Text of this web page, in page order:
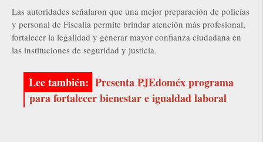
Las autoridades señalaron que una mejor preparación de policías
y personal de Fiscalía permite brindar atención más profesional,
fortalecer la legalidad y generar mayor confianza ciudadana en
las instituciones de seguridad y justicia.
Presenta PJEdoméx programa
para fortalecer bienestar e igualdad laboral